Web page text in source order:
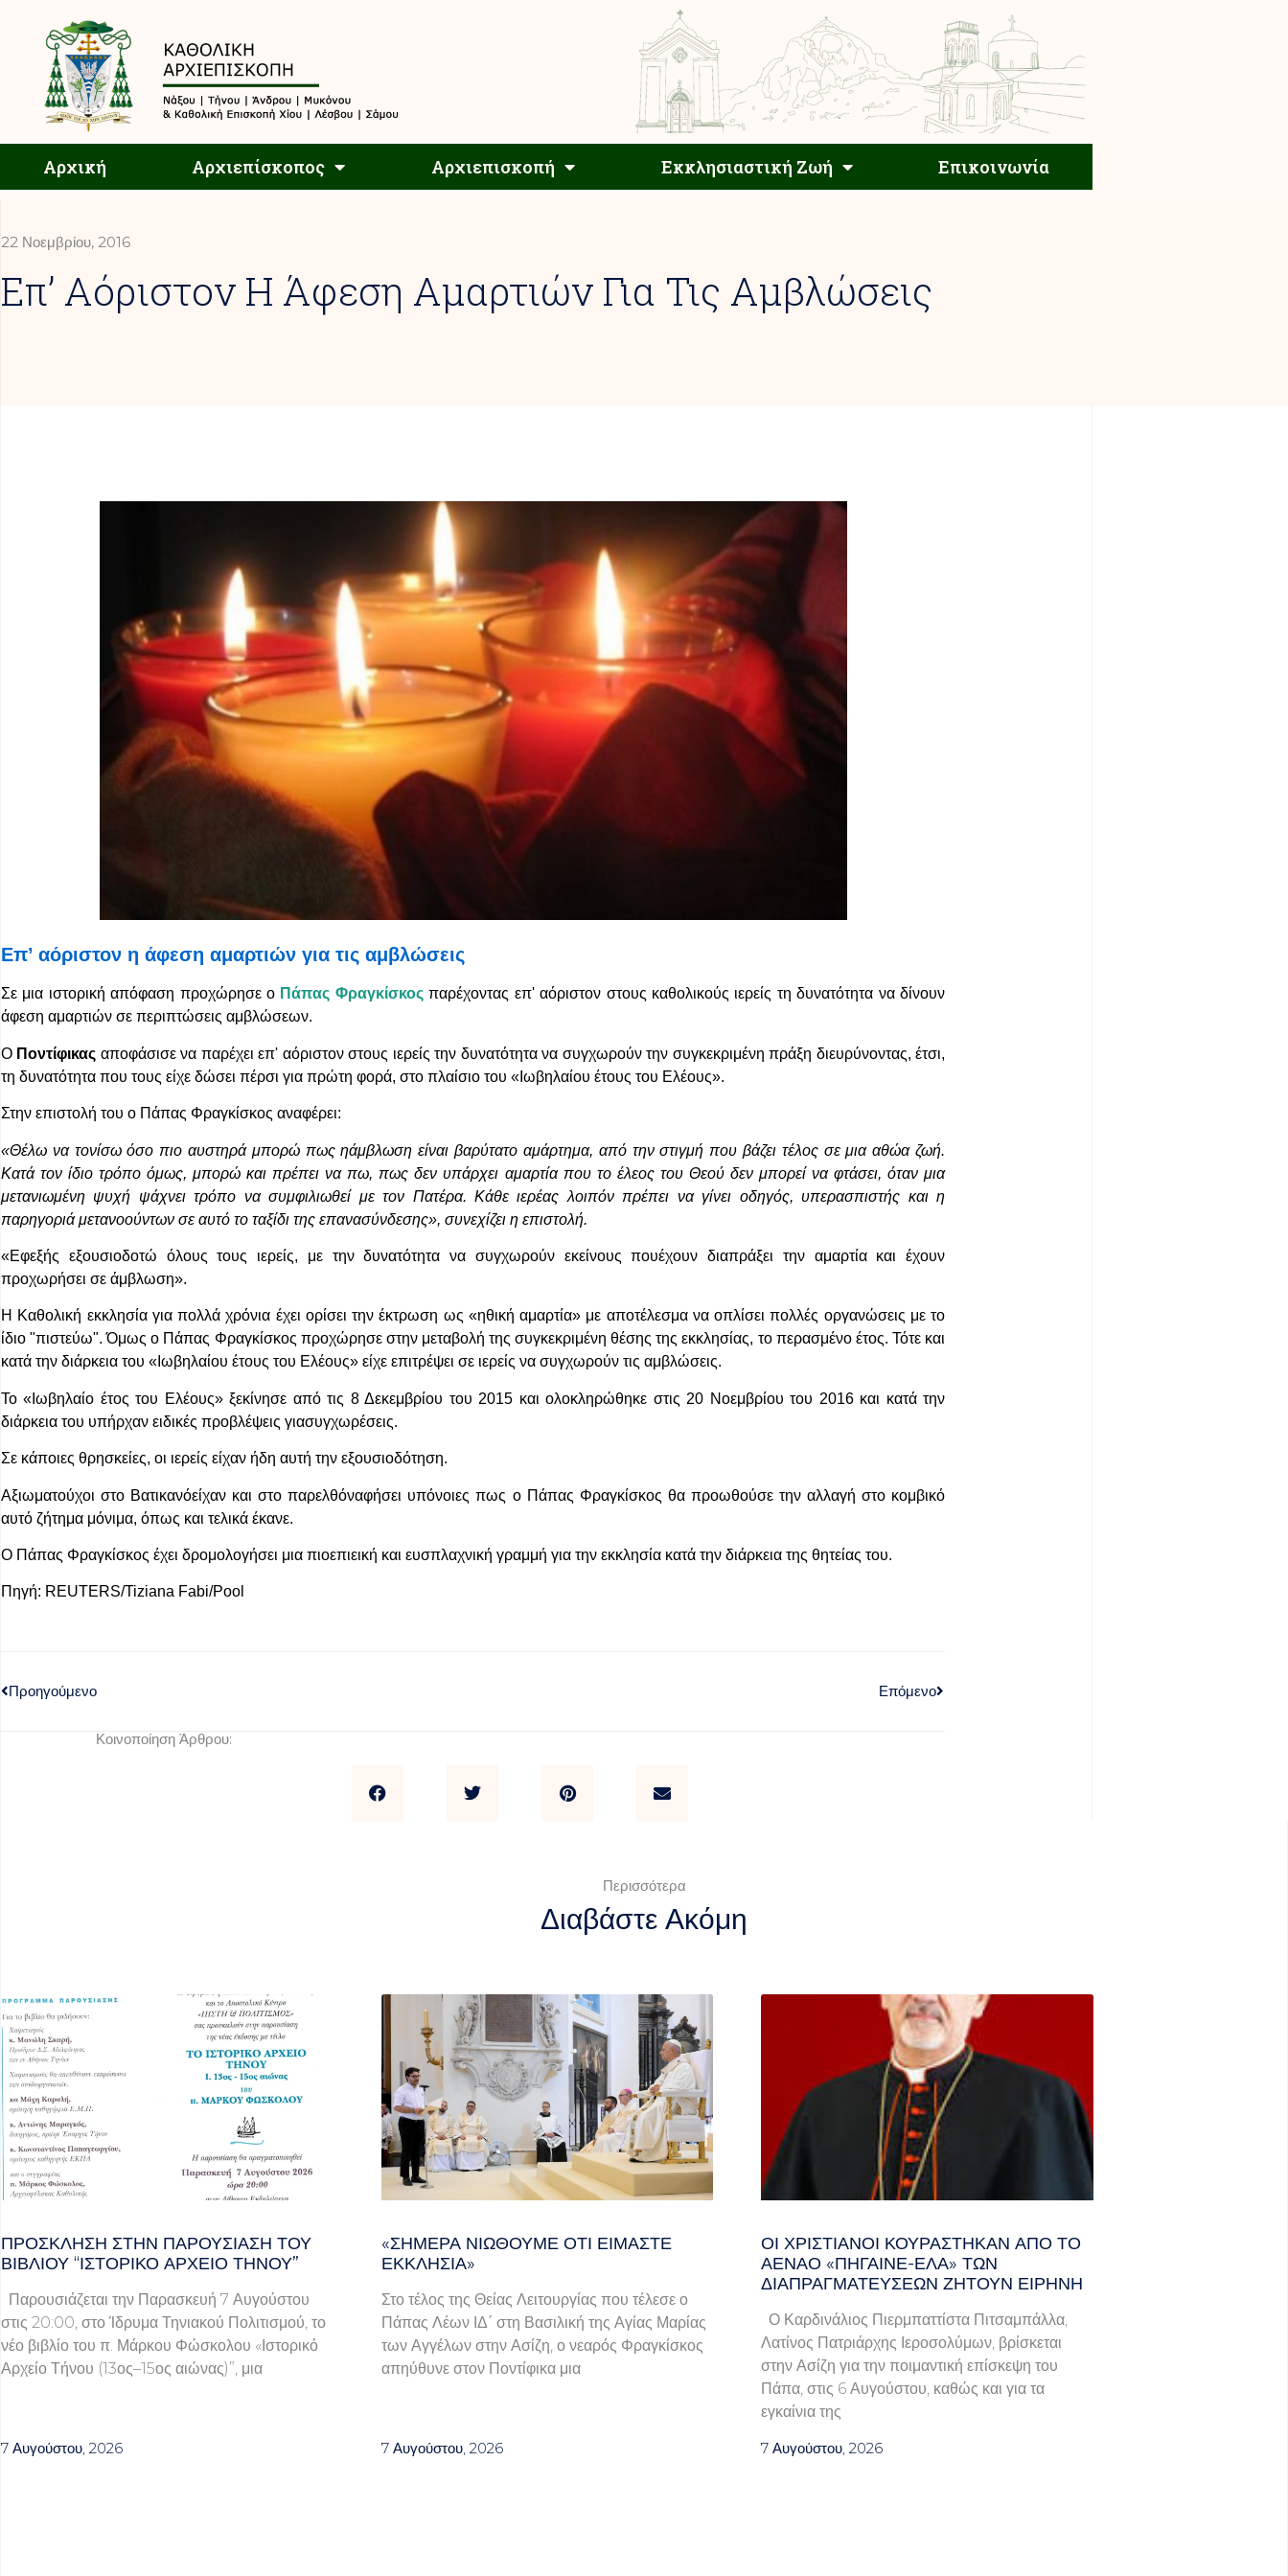
Αρχική Αρχιεπίσκοπος Αρχιεπισκοπή Εκκλησιαστική Ζωή Επικοινωνία
Αρχιεπισκοπή Εκκλησιαστική Ζωή Επικοινωνία
22 Νοεμβρίου, 2016
Επ’ Αόριστον Η Άφεση Αμαρτιών Για Τις Αμβλώσεις
Επ’ αόριστον η άφεση αμαρτιών για τις αμβλώσεις
Σε μια ιστορική απόφαση προχώρησε ο Πάπας Φραγκίσκοςπαρέχοντας επ' αόριστον στους καθολικούς ιερείς τη δυνατότητα να δίνουν
άφεση αμαρτιών σε περιπτώσεις αμβλώσεων.
Ο Ποντίφικας αποφάσισε να παρέχει επ' αόριστον στους ιερείς την δυνατότητα να συγχωρούν την συγκεκριμένη πράξη διευρύνοντας, έτσι,
τη δυνατότητα που τους είχε δώσει πέρσι για πρώτη φορά, στο πλαίσιο του «Ιωβηλαίου έτους του Ελέους».
Στην επιστολή του ο Πάπας Φραγκίσκος αναφέρει:
«Θέλω να τονίσω όσο πιο αυστηρά μπορώ πως ηάμβλωση είναι βαρύτατο αμάρτημα, από την στιγμή που βάζει τέλος σε μια αθώα ζωή.
Κατά τον ίδιο τρόπο όμως, μπορώ και πρέπει να πω, πως δεν υπάρχει αμαρτία που το έλεος του Θεού δεν μπορεί να φτάσει, όταν μια
μετανιωμένη ψυχή ψάχνει τρόπο να συμφιλιωθεί με τον Πατέρα. Κάθε ιερέας λοιπόν πρέπει να γίνει οδηγός, υπερασπιστής και η
παρηγοριά μετανοούντων σε αυτό το ταξίδι της επανασύνδεσης», συνεχίζει η επιστολή.
«Εφεξής εξουσιοδοτώ όλους τους ιερείς, με την δυνατότητα να συγχωρούν εκείνους πουέχουν διαπράξει την αμαρτία και έχουν
προχωρήσει σε άμβλωση».
Η Καθολική εκκλησία για πολλά χρόνια έχει ορίσει την έκτρωση ως «ηθική αμαρτία» με αποτέλεσμα να οπλίσει πολλές οργανώσεις με το
ίδιο "πιστεύω". Όμως ο Πάπας Φραγκίσκος προχώρησε στην μεταβολή της συγκεκριμένη θέσης της εκκλησίας, το περασμένο έτος. Τότε και
κατά την διάρκεια του «Ιωβηλαίου έτους του Ελέους» είχε επιτρέψει σε ιερείς να συγχωρούν τις αμβλώσεις.
Το «Ιωβηλαίο έτος του Ελέους» ξεκίνησε από τις 8 Δεκεμβρίου του 2015 και ολοκληρώθηκε στις 20 Νοεμβρίου του 2016 και κατά την
διάρκεια του υπήρχαν ειδικές προβλέψεις γιασυγχωρέσεις.
Σε κάποιες θρησκείες, οι ιερείς είχαν ήδη αυτή την εξουσιοδότηση.
Αξιωματούχοι στο Βατικανόείχαν και στο παρελθόναφήσει υπόνοιες πως ο Πάπας Φραγκίσκος θα προωθούσε την αλλαγή στο κομβικό
αυτό ζήτημα μόνιμα, όπως και τελικά έκανε.
Ο Πάπας Φραγκίσκος έχει δρομολογήσει μια πιοεπιεική και ευσπλαχνική γραμμή για την εκκλησία κατά την διάρκεια της θητείας του.
Πηγή: REUTERS/Tiziana Fabi/Pool
Προηγούμενο Επόμενο
Κοινοποίηση Άρθρου:
Περισσότερα
Διαβάστε Ακόμη
ΠΡΌΣΚΛΗΣΗ ΣΤΗΝ ΠΑΡΟΥΣΊΑΣΗ ΤΟΥ
ΒΙΒΛΊΟΥ “ΙΣΤΟΡΙΚΌ ΑΡΧΕΊΟ ΤΉΝΟΥ”
Παρουσιάζεται την Παρασκευή 7 Αυγούστου
στις 20:00, στο Ίδρυμα Τηνιακού Πολιτισμού, το
νέο βιβλίο του π. Μάρκου Φώσκολου «Ιστορικό
Αρχείο Τήνου (13ος–15ος αιώνας)”, μια
7 Αυγούστου, 2026
«ΣΉΜΕΡΑ ΝΙΏΘΟΥΜΕ ΌΤΙ ΕΊΜΑΣΤΕ
ΕΚΚΛΗΣΊΑ»
Στο τέλος της Θείας Λειτουργίας που τέλεσε ο
Πάπας Λέων ΙΔ΄ στη Βασιλική της Αγίας Μαρίας
των Αγγέλων στην Ασίζη, ο νεαρός Φραγκίσκος
απηύθυνε στον Ποντίφικα μια
7 Αυγούστου, 2026
ΟΙ ΧΡΙΣΤΙΑΝΟΊ ΚΟΥΡΆΣΤΗΚΑΝ ΑΠΌ ΤΟ
ΑΈΝΑΟ «ΠΉΓΑΙΝΕ-ΈΛΑ» ΤΩΝ
ΔΙΑΠΡΑΓΜΑΤΕΎΣΕΩΝ ΖΗΤΟΎΝ ΕΙΡΉΝΗ
Ο Καρδινάλιος Πιερμπαττίστα Πιτσαμπάλλα,
Λατίνος Πατριάρχης Ιεροσολύμων, βρίσκεται
στην Ασίζη για την ποιμαντική επίσκεψη του
Πάπα, στις 6 Αυγούστου, καθώς και για τα
εγκαίνια της
7 Αυγούστου, 2026